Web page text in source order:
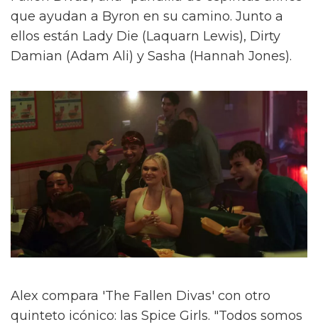
que ayudan a Byron en su camino. Junto a
ellos están Lady Die (Laquarn Lewis), Dirty
Damian (Adam Ali) y Sasha (Hannah Jones).
Alex compara 'The Fallen Divas' con otro
quinteto icónico: las Spice Girls. "Todos somos